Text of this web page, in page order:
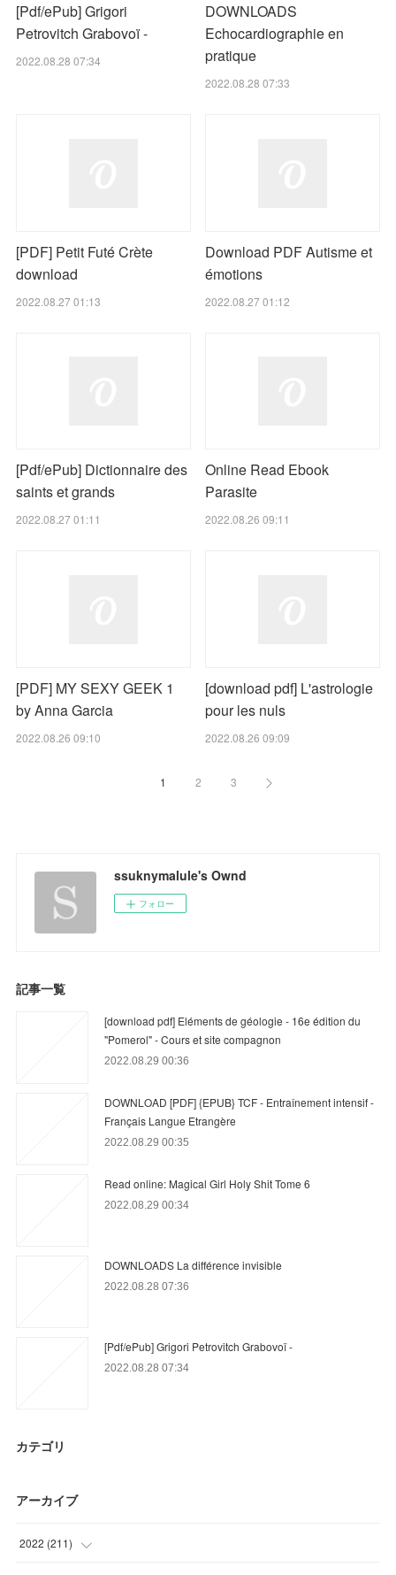
[Pdf/ePub] Grigori
Petrovitch Grabovoï -
2022.08.28 07:34
DOWNLOADS
Echocardiographie en
pratique
2022.08.28 07:33
[PDF] Petit Futé Crète
download
2022.08.27 01:13
Download PDF Autisme et
émotions
2022.08.27 01:12
[Pdf/ePub] Dictionnaire des
saints et grands
2022.08.27 01:11
Online Read Ebook
Parasite
2022.08.26 09:11
[PDF] MY SEXY GEEK 1
by Anna Garcia
2022.08.26 09:10
[download pdf] L'astrologie
pour les nuls
2022.08.26 09:09
1 2 3
ssuknymalule's Ownd
フォロー
記事一覧
[download pdf] Eléments de géologie - 16e édition du
"Pomerol" - Cours et site compagnon
2022.08.29 00:36
DOWNLOAD [PDF] {EPUB} TCF - Entraînement intensif -
Français Langue Etrangère
2022.08.29 00:35
Read online: Magical Girl Holy Shit Tome 6
2022.08.29 00:34
DOWNLOADS La différence invisible
2022.08.28 07:36
[Pdf/ePub] Grigori Petrovitch Grabovoï -
2022.08.28 07:34
カテゴリ
アーカイブ
2022 (211)